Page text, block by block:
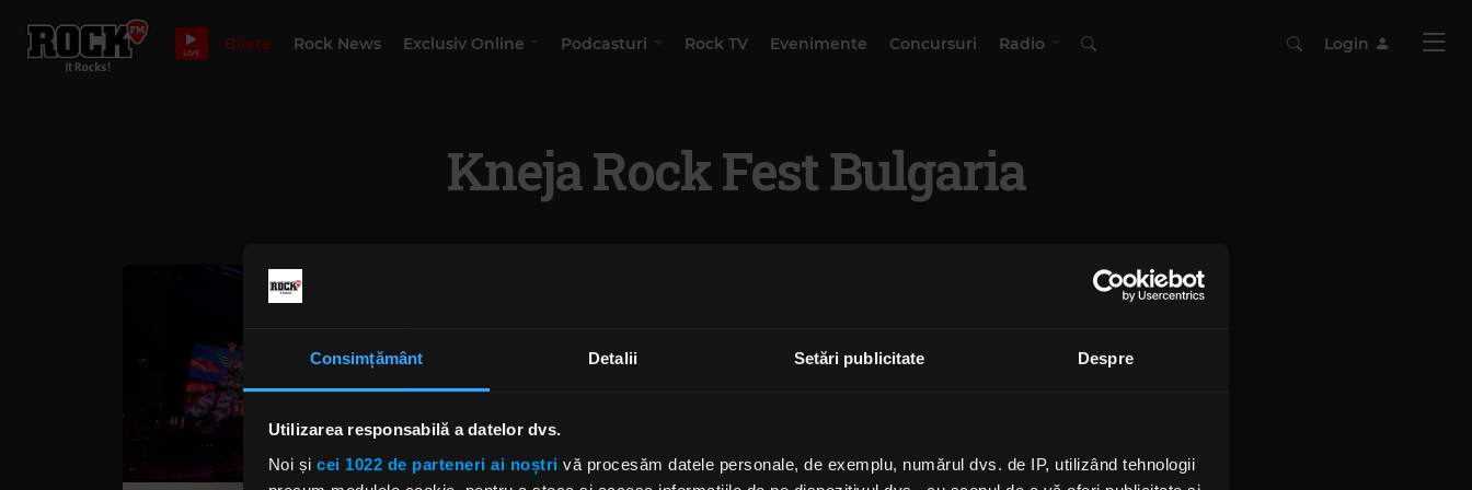
Consimțământ Detalii Setări publicitate Despre
Utilizarea responsabilă a datelor dvs.
Noi și cei 1022 de parteneri ai noștri vă procesăm datele personale, de exemplu, numărul dvs. de IP, utilizând tehnologii
LIVE Bilete Rock News Exclusiv Online Podcasturi Rock TV Evenimente Concursuri Radio Login
Kneja Rock Fest Bulgaria